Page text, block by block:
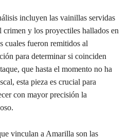
incluyen las vainillas servidas
crimen y los proyectiles hallados en
cuales fueron remitidos al
para determinar si coinciden
que hasta el momento no ha
esta pieza es crucial para
con mayor precisión la
vinculan a Amarilla son las